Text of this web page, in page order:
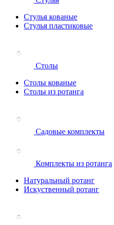
Стулья кованые
Стулья пластиковые
Столы
Столы кованые
Столы из ротанга
Садовые комплекты
Комплекты из ротанга
Натуральный ротанг
Искуственный ротанг